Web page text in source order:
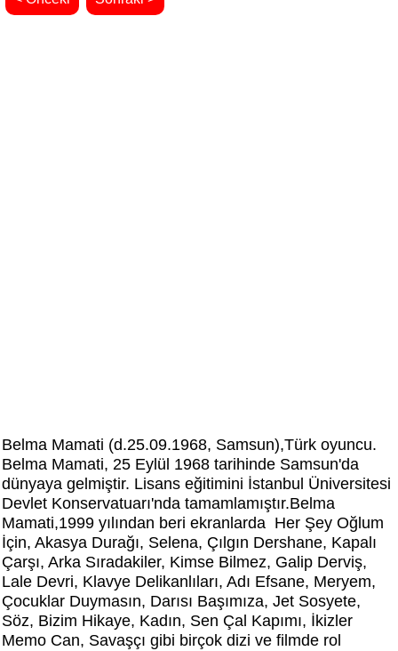
Belma Mamati (d.25.09.1968, Samsun),Türk oyuncu.
Belma Mamati, 25 Eylül 1968 tarihinde Samsun'da
dünyaya gelmiştir. Lisans eğitimini İstanbul Üniversitesi
Devlet Konservatuarı'nda tamamlamıştır.Belma
Mamati,1999 yılından beri ekranlarda Her Şey Oğlum
İçin, Akasya Durağı, Selena, Çılgın Dershane, Kapalı
Çarşı, Arka Sıradakiler, Kimse Bilmez, Galip Derviş,
Lale Devri, Klavye Delikanlıları, Adı Efsane, Meryem,
Çocuklar Duymasın, Darısı Başımıza, Jet Sosyete,
Söz, Bizim Hikaye, Kadın, Sen Çal Kapımı, İkizler
Memo Can, Savaşçı gibi birçok dizi ve filmde rol